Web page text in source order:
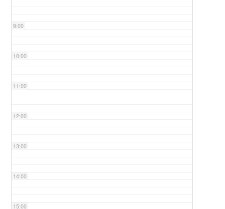
9:00
10:00
11:00
12:00
13:00
14:00
15:00